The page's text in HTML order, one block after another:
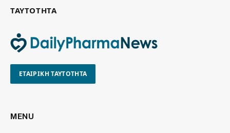
ΤΑΥΤΟΤΗΤΑ
ΕΤΑΙΡΙΚΗ ΤΑΥΤΟΤΗΤΑ
MENU